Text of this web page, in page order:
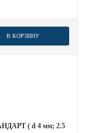
В КОРЗИНУ
( d 4 мм; 2.5